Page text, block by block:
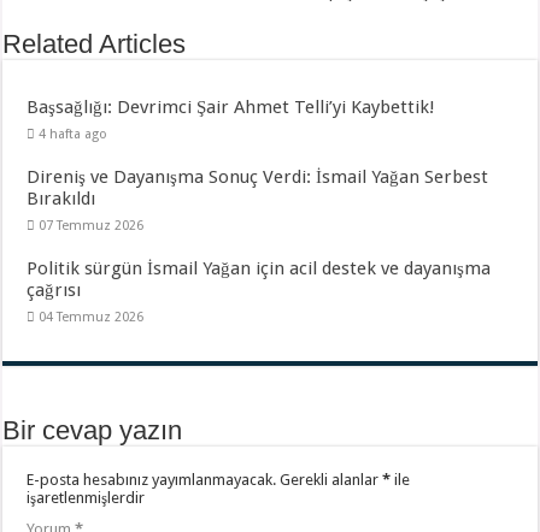
Related Articles
Başsağlığı: Devrimci Şair Ahmet Telli’yi Kaybettik!
4 hafta ago
Direniş ve Dayanışma Sonuç Verdi: İsmail Yağan Serbest
Bırakıldı
07 Temmuz 2026
Politik sürgün İsmail Yağan için acil destek ve dayanışma
çağrısı
04 Temmuz 2026
Bir cevap yazın
E-posta hesabınız yayımlanmayacak. Gerekli alanlar* ile
işaretlenmişlerdir